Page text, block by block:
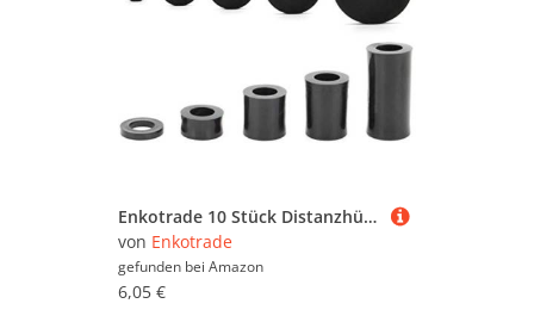
Enkotrade 10 Stück Distanzhülsen für M10 | 25 x 10,5 x 3 mm | Distanzstücke Rund aus Kunststoff Unterlegscheiben Abstandhalter Lagerbuchsen Distanzscheiben Gewindehülsen
von Enkotrade
gefunden bei Amazon
6,05 €